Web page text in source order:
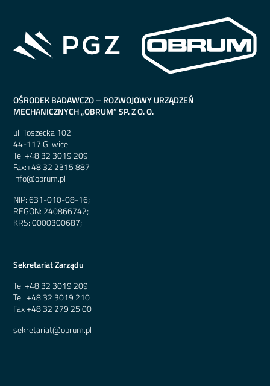
OŚRODEK BADAWCZO – ROZWOJOWY URZĄDZEŃ
MECHANICZNYCH „OBRUM” SP. Z O. O.
ul. Toszecka 102
44-117 Gliwice
Tel.+48 32 3019 209
Fax:+48 32 2315 887
info@obrum.pl
NIP: 631-010-08-16;
REGON: 240866742;
KRS: 0000300687;
Sekretariat Zarządu
Tel.+48 32 3019 209
Tel.+48 32 3019 210
Fax+48 32 279 25 00
sekretariat@obrum.pl